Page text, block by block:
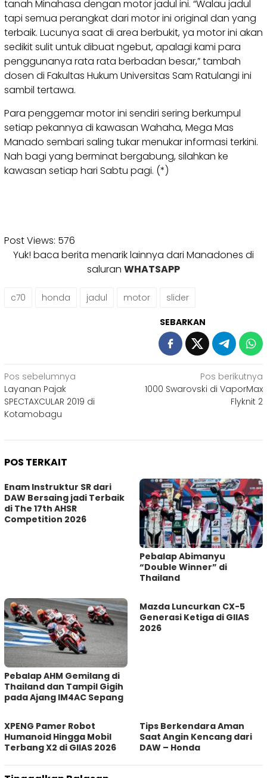
tanah Minahasa dengan motor jadul ini. “Walau jadul
tapi semua perangkat dari motor ini original dan yang
terbaik. Lucunya saat di area berbukit, ya motor ini akan
sedikit sulit untuk dibuat ngebut, apalagi kami para
penggunanya rata rata berbadan besar,” tambah
dosen di Fakultas Hukum Universitas Sam Ratulangi ini
sambil tertawa.
Para penggemar motor ini sendiri sering berkumpul
setiap pekannya di kawasan Wahaha, Mega Mas
Manado sembari saling tukar menukar informasi terkini.
Nah bagi yang berminat bergabung, silahkan ke
kawasan setiap hari Sabtu pagi. (*)
Post Views: 576
Yuk! baca berita menarik lainnya dari Manadones di
saluran WHATSAPP
c70 honda jadul motor slider
SEBARKAN
Navigasi
pos
Pos sebelumnya
Layanan Pajak
SPECTAXCULAR 2019 di
Kotamobagu
Pos berikutnya
1000 Swarovski di VaporMax
Flyknit 2
POS TERKAIT
Enam Instruktur SR dari
DAW Bersaing jadi Terbaik
di The 17th AHSR
Competition 2026
Pebalap Abimanyu
“Double Winner” di
Thailand
Pebalap AHM Gemilang di
Thailand dan Tampil Gigih
pada Ajang IM4AC Sepang
Mazda Luncurkan CX-5
Generasi Ketiga di GIIAS
2026
XPENG Pamer Robot
Humanoid Hingga Mobil
Terbang X2 di GIIAS 2026
Tips Berkendara Aman
Saat Angin Kencang dari
DAW – Honda